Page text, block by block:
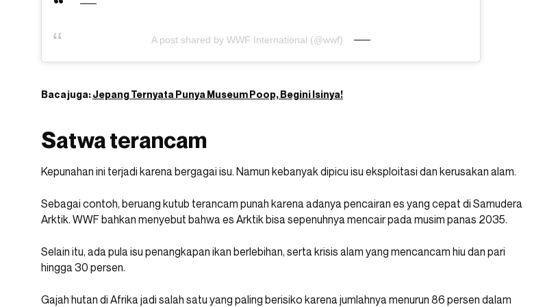
A post shared by WWF International (@wwf)
Baca juga:Jepang Ternyata Punya Museum Poop, Begini Isinya!
Satwa terancam
Kepunahan ini terjadi karena bergagai isu. Namun kebanyak dipicu isu eksploitasi dan kerusakan alam.
Sebagai contoh, beruang kutub terancam punah karena adanya pencairan es yang cepat di Samudera
Arktik. WWF bahkan menyebut bahwa es Arktik bisa sepenuhnya mencair pada musim panas 2035.
Selain itu, ada pula isu penangkapan ikan berlebihan, serta krisis alam yang mencancam hiu dan pari
hingga 30 persen.
Gajah hutan di Afrika jadi salah satu yang paling berisiko karena jumlahnya menurun 86 persen dalam